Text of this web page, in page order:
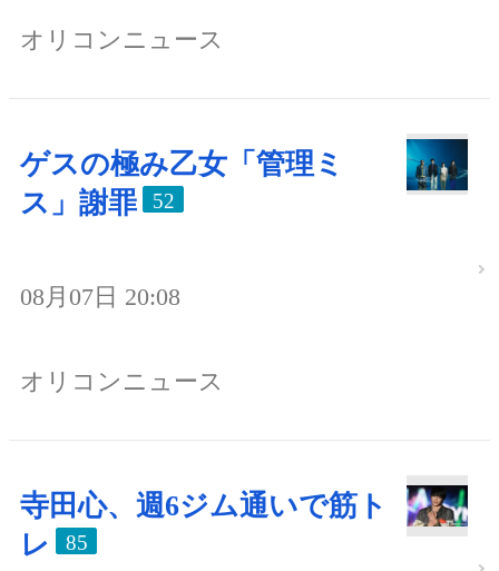
オリコンニュース
ゲスの極み乙女「管理ミ
ス」謝罪
52
08月07日 20:08
オリコンニュース
寺田心、週6ジム通いで筋ト
レ
85